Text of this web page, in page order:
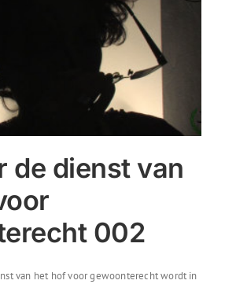
de dienst van
002
van het hof voor gewoonterecht wordt in